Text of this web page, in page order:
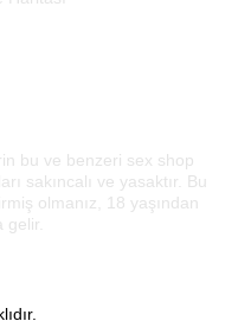
bu ve benzeri sex shop
sakıncalı ve yasaktır. Bu
olmanız, 18 yaşından
gelir.